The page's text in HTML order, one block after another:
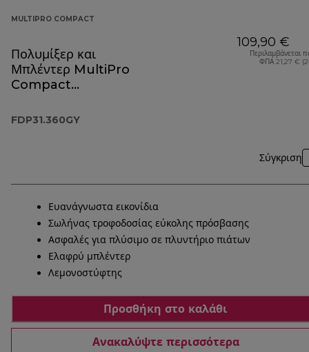
MULTIPRO COMPACT
Πολυμίξερ και
Μπλέντερ MultiPro
Compact
FDP31.360GY
109,90 €
Περιλαμβάνεται
ΦΠΑ 21,27 €
Σύγκριση
Ευανάγνωστα εικονίδια
Σωλήνας τροφοδοσίας εύκολης πρόσβασης
Ασφαλές για πλύσιμο σε πλυντήριο πιάτων
Ελαφρύ μπλέντερ
Λεμονοστύφτης
Προσθήκη στο καλάθι
Ανακαλύψτε περισσότερα